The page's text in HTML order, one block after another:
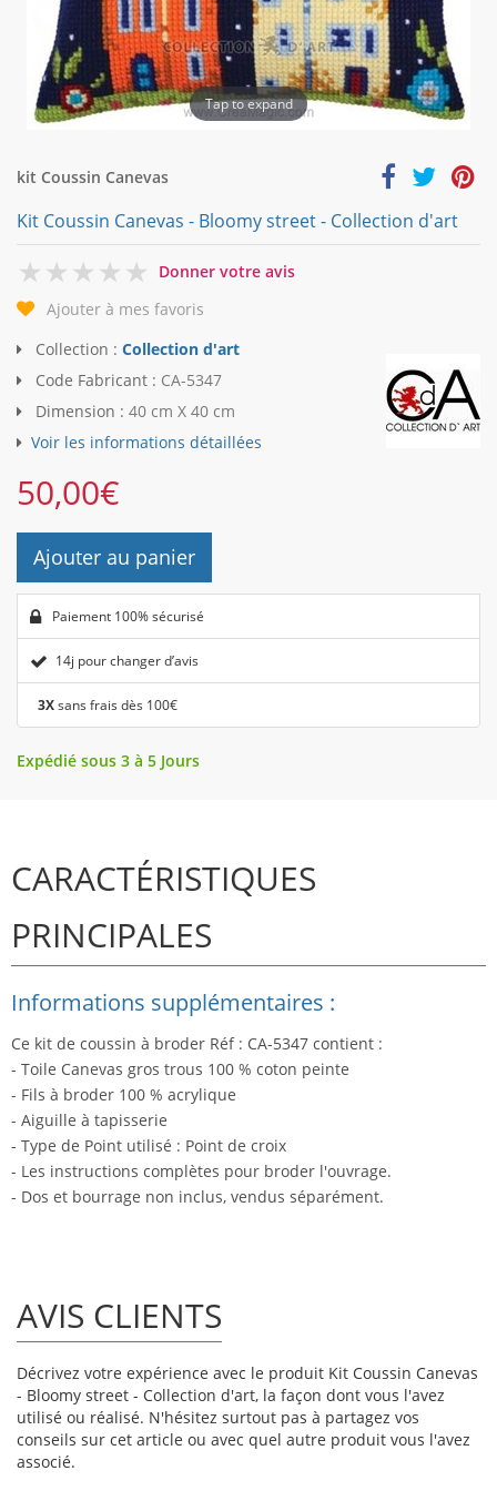
Tap to expand
kit Coussin Canevas
Kit Coussin Canevas - Bloomy street - Collection d'art
0
Donner votre avis
Ajouter à mes favoris
Collection : Collection d'art
Code Fabricant : CA-5347
Dimension : 40 cm X 40 cm
Voir les informations détaillées
50,00€
Ajouter au panier
Paiement 100% sécurisé
14j pour changer d’avis
3Xsans frais dès 100€
Expédié sous 3 à 5 Jours
CARACTÉRISTIQUES
PRINCIPALES
Informations supplémentaires :
Ce kit de coussin à broder Réf : CA-5347 contient :
- Toile Canevas gros trous 100 % coton peinte
- Fils à broder 100 % acrylique
- Aiguille à tapisserie
- Type de Point utilisé : Point de croix
- Les instructions complètes pour broder l'ouvrage.
- Dos et bourrage non inclus, vendus séparément.
AVIS CLIENTS
Décrivez votre expérience avec le produit Kit Coussin Canevas
- Bloomy street - Collection d'art, la façon dont vous l'avez
utilisé ou réalisé. N'hésitez surtout pas à partagez vos
conseils sur cet article ou avec quel autre produit vous l'avez
associé.